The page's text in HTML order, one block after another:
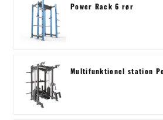
Power Rack 6 rør
Multifunktionel station